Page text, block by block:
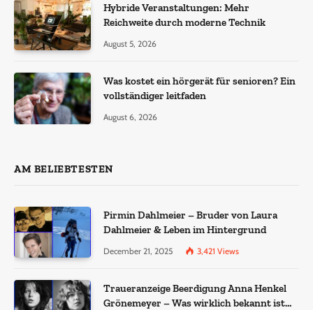
Hybride Veranstaltungen: Mehr
Reichweite durch moderne Technik
August 5, 2026
Was kostet ein hörgerät für senioren? Ein
vollständiger leitfaden
August 6, 2026
AM BELIEBTESTEN
Pirmin Dahlmeier – Bruder von Laura
Dahlmeier & Leben im Hintergrund
December 21, 2025 3,421 Views
Traueranzeige Beerdigung Anna Henkel
Grönemeyer – Was wirklich bekannt ist